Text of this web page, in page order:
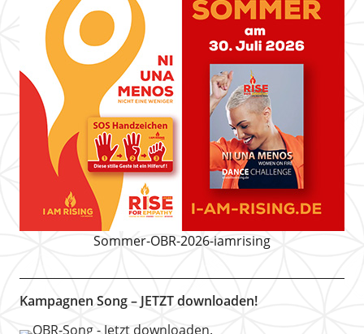
Sommer-OBR-2026-iamrising
Kampagnen Song – JETZT downloaden!